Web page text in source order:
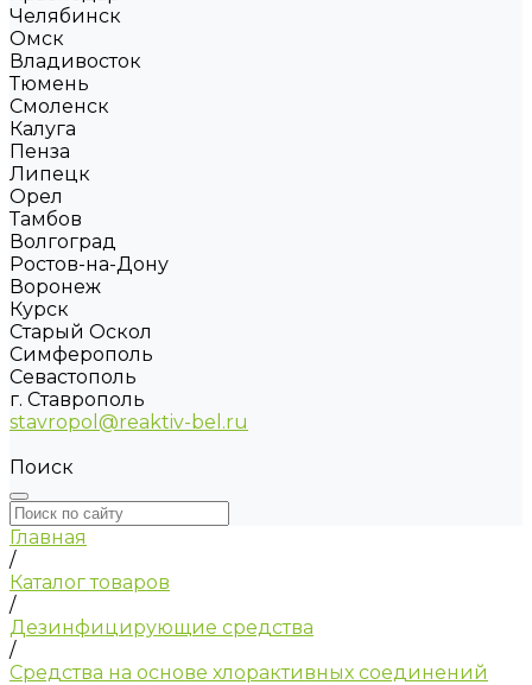
Челябинск
Омск
Владивосток
Тюмень
Смоленск
Калуга
Пенза
Липецк
Орел
Тамбов
Волгоград
Ростов-на-Дону
Воронеж
Курск
Старый Оскол
Симферополь
Севастополь
г. Ставрополь
stavropol@reaktiv-bel.ru
Поиск
Главная
/
Каталог товаров
/
Дезинфицирующие средства
/
Средства на основе хлорактивных соединений